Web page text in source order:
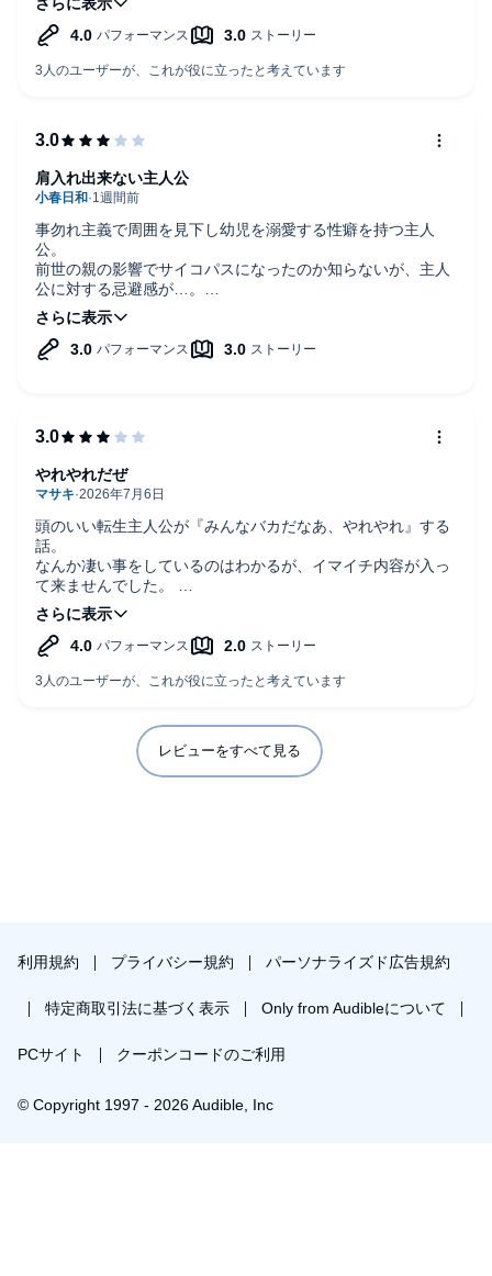
について知識が無いためだろうが非常に残念。実際の軍にお
いて命令違反は重罪。その他にも主人公の判断基準が常に
ムーブをするから優柔不断さにイライラする人には勧めな
事勿れ主義で周囲を見下し幼児を溺愛する性癖を持つ主人
公。
前世の親の影響でサイコパスになったのか知らないが、主人
公に対する忌避感が…。
ある意味斬新なサイコホラー異世界ファンタジーといったと
ころですかね。
肩入れ出来ない主人公
頭のいい転生主人公が『みんなバカだなあ、やれやれ』する
話。
なんか凄い事をしているのはわかるが、イマイチ内容が入っ
て来ませんでした。
将軍がうるさい。
弟三人も要らない。
やれやれだぜ
レビューをすべて見る
利用規約 プライバシー規約 パーソナライズド広告規約
特定商取引法に基づく表示 Only from Audibleについて
PCサイト クーポンコードのご利用
© Copyright 1997 - 2026 Audible, Inc